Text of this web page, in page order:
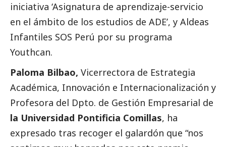
iniciativa ‘Asignatura de aprendizaje-servicio
en el ámbito de los estudios de ADE’, y Aldeas
Infantiles SOS Perú por su programa
Youthcan.
Paloma Bilbao, Vicerrectora de Estrategia
Académica, Innovación e Internacionalización y
Profesora del Dpto. de Gestión Empresarial de
la Universidad Pontificia Comillas, ha
expresado tras recoger el galardón que “nos